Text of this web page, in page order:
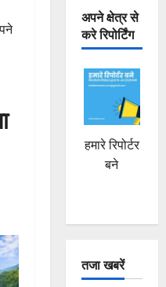
अपने क्षेत्र से
करे रिपोर्टिंग
हमारे रिपोर्टर
बने
तजा खबरें